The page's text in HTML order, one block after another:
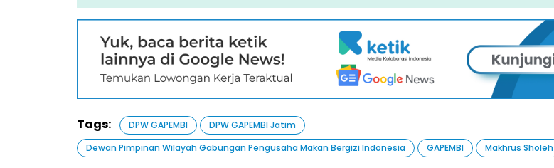
Tags: DPW GAPEMBI
DPW GAPEMBI Jatim
‎Dewan Pimpinan Wilayah Gabungan Pengusaha Makan Bergizi Indonesia
GAPEMBI Makhrus Sholeh